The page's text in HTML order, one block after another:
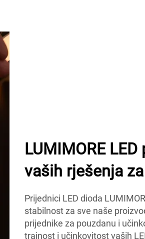
LUMIMORE
vaših rješenja
Prijednici LED dioda
stabilnost za sve naše
prijednike za pouzdanu i
trajnost i učinkovitost vaših